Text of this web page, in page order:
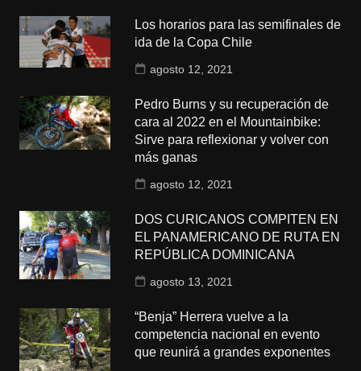
Los horarios para las semifinales de
ida de la Copa Chile
agosto 12, 2021
Pedro Burns y su recuperación de
cara al 2022 en el Mountainbike:
Sirve para reflexionar y volver con
más ganas
agosto 12, 2021
DOS CURICANOS COMPITEN EN
EL PANAMERICANO DE RUTA EN
REPÚBLICA DOMINICANA
agosto 13, 2021
“Benja” Herrera vuelve a la
competencia nacional en evento
que reunirá a grandes exponentes